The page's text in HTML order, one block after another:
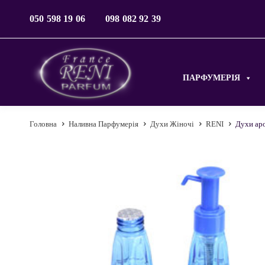
050 598 19 06 098 082 92 39
ПАРФУМЕРІЯ
Головна Наливна Парфумерія Духи Жіночі RENI Духи